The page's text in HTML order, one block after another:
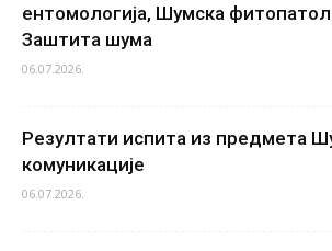
ентомологија, Шумска
Заштита шума
06.07.2026.
Резултати испита из предмета
комуникације
06.07.2026.